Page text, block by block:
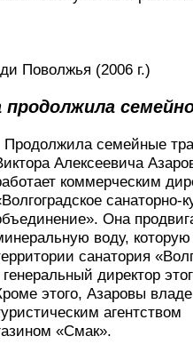
Поволжья (2006 г.)
продолжила
Продолжила семейные
Алексеевича
коммерческим
санаторно-
Она
воду,
санатория
директор
этого, Азаровы
агентством
«Смак».